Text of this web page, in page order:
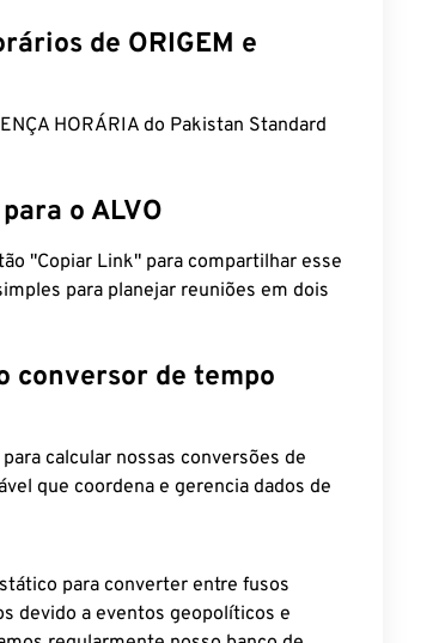
de ORIGEM e
HORÁRIA do Pakistan Standard
o ALVO
"Copiar Link" para compartilhar esse
para planejar reuniões em dois
conversor de tempo
para calcular nossas conversões de
que coordena e gerencia dados de
para converter entre fusos
devido a eventos geopolíticos e